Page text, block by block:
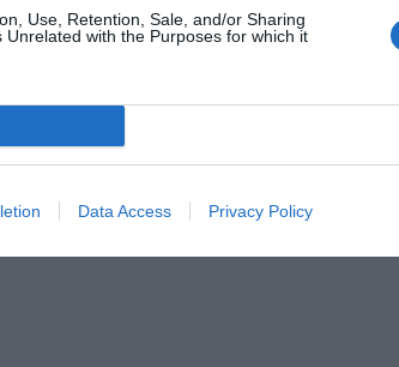
Use, Retention, Sale, and/or Sharing
with the Purposes for which it
Data Access Privacy Policy